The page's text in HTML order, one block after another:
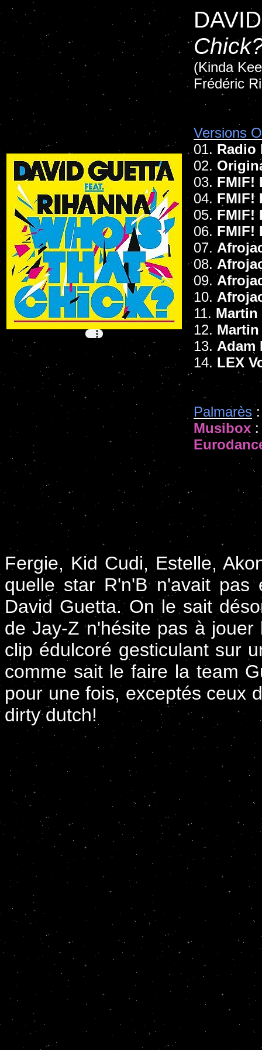
(Kinda
Frédéric
Versions
01. Radio
02.
03. FMIF!
04. FMIF!
05. FMIF!
06.FMIF!
07.
08.
09.
10.
11. Martin
12.
13. Adam
14. LEX
Palmarès :
Musibox
Fergie, Kid Cudi, Estelle,
quelle star R'n'B n'avait
David Guetta. On le sait
de Jay-Z n'hésite pas à
clip édulcoré gesticulant sur
comme sait le faire la team
pour une fois, exceptés ceux
dirty dutch!